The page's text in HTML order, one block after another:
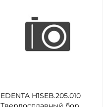
EDENTA H1SEB.205.010